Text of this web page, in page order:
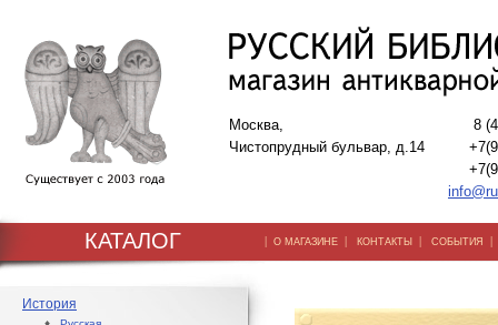
Москва,
Чистопрудный бульвар, д.14
8
КАТАЛОГ | О МАГАЗИНЕ | КОНТАКТЫ | СОБЫТИЯ
История